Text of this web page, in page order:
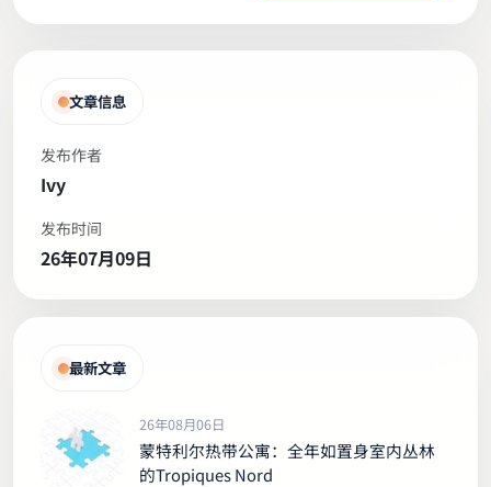
文章信息
发布作者
Ivy
发布时间
26年07月09日
最新文章
26年08月06日
蒙特利尔热带公寓：全年如置身室内丛林
的Tropiques Nord